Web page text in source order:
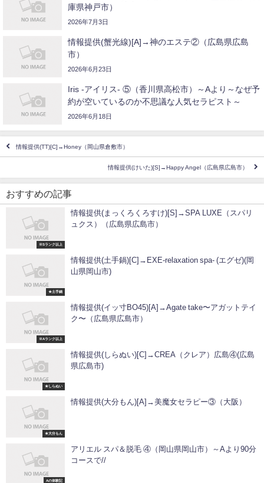
庫県神戸市）
2026年7月3日
情報提供(蟹光線)[A]→神のエステ②（広島県広島
市）
2026年6月23日
Iris -アイリス- ⑤（香川県高松市）～Aより～なぜ予
約が空いているのか不思議な人気セラピスト～
2026年6月18日
情報提供(TT)[C]→Honey（岡山県倉敷市）
情報提供(けいた)[S]→Happy Angel（広島県広島市）
おすすめの記事
※Sランク以上
情報提供(まっくろくろすけ)[S]→SPA LUXE（スパリ
ュクス）（広島県広島市）
★土手鍋
情報提供(土手鍋)[C]→EXE-relaxation spa- (エグゼ)(岡
山県岡山市)
※Aランク以上
情報提供(イッ寸BO45)[A]→Agate take〜アガットテイ
ク〜（広島県広島市）
★しらぬい
情報提供(しらぬい)[C]→CREA（クレア）広島④(広島
県広島市)
★大分もん
情報提供(大分もん)[A]→美魔女セラピー③（大阪）
Aの体験記
アリエル スパ＆脱毛 ④（岡山県岡山市）～Aより90分
コースで//